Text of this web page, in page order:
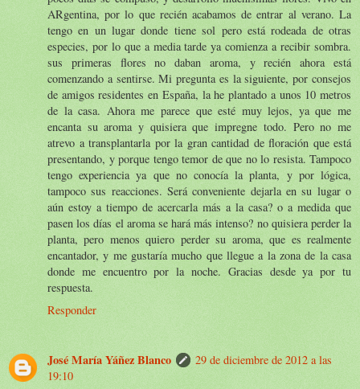
ARgentina, por lo que recién acabamos de entrar al verano. La
tengo en un lugar donde tiene sol pero está rodeada de otras
especies, por lo que a media tarde ya comienza a recibir sombra.
sus primeras flores no daban aroma, y recién ahora está
comenzando a sentirse. Mi pregunta es la siguiente, por consejos
de amigos residentes en España, la he plantado a unos 10 metros
de la casa. Ahora me parece que esté muy lejos, ya que me
encanta su aroma y quisiera que impregne todo. Pero no me
atrevo a transplantarla por la gran cantidad de floración que está
presentando, y porque tengo temor de que no lo resista. Tampoco
tengo experiencia ya que no conocía la planta, y por lógica,
tampoco sus reacciones. Será conveniente dejarla en su lugar o
aún estoy a tiempo de acercarla más a la casa? o a medida que
pasen los días el aroma se hará más intenso? no quisiera perder la
planta, pero menos quiero perder su aroma, que es realmente
encantador, y me gustaría mucho que llegue a la zona de la casa
donde me encuentro por la noche. Gracias desde ya por tu
respuesta.
Responder
José María Yáñez Blanco
29 de diciembre de 2012 a las
19:10